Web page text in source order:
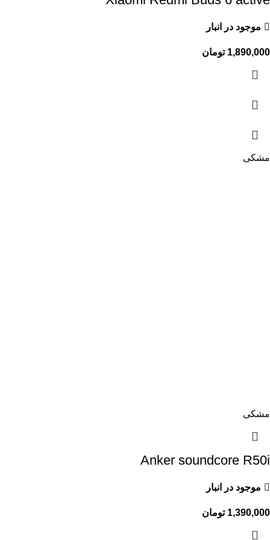
موجود در انبار
1,890,000 تومان
مشکی
مشکی
Anker soundcore R50i
موجود در انبار
1,390,000 تومان